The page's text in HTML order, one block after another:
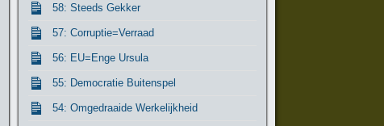
58: Steeds Gekker
57: Corruptie=Verraad
56: EU=Enge Ursula
55: Democratie Buitenspel
54: Omgedraaide Werkelijkheid